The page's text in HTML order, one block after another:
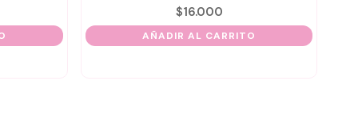
$16.000
AÑADIR AL CARRITO